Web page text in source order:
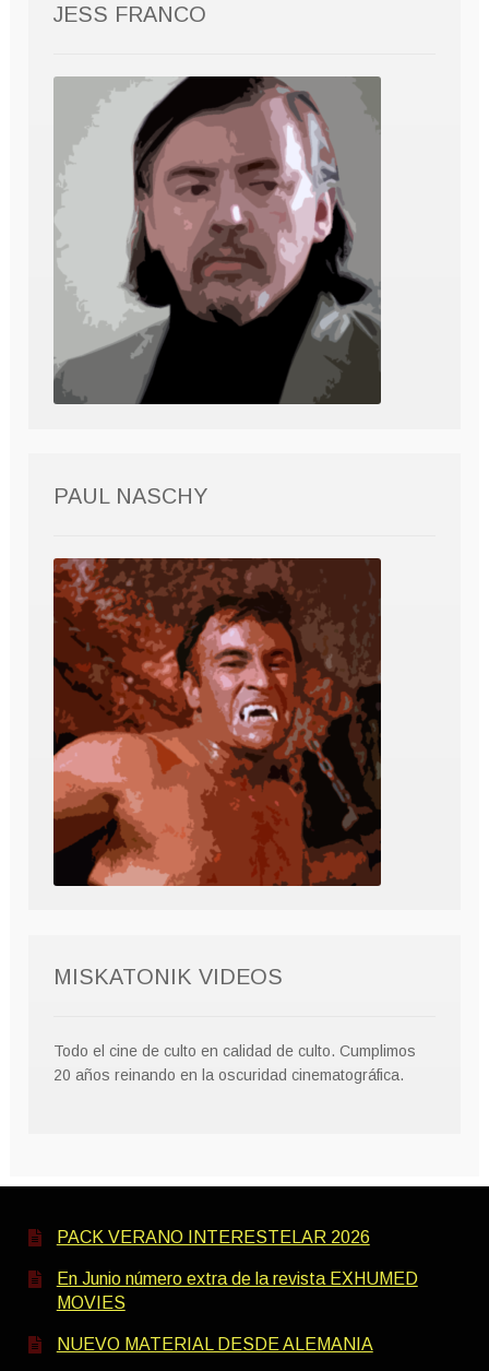
JESS FRANCO
PAUL NASCHY
MISKATONIK VIDEOS
Todo el cine de culto en calidad de culto. Cumplimos
20 años reinando en la oscuridad cinematográfica.
PACK VERANO INTERESTELAR 2026
En Junio número extra de la revista EXHUMED
MOVIES
NUEVO MATERIAL DESDE ALEMANIA